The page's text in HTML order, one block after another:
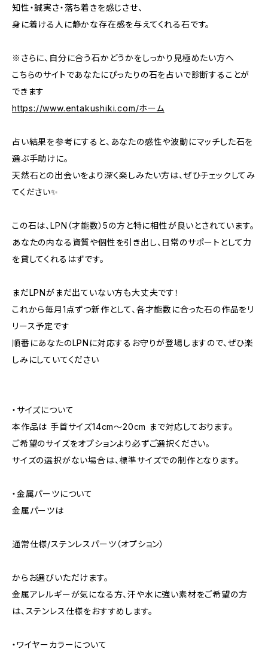
知性・誠実さ・落ち着きを感じさせ、
身に着ける人に静かな存在感を与えてくれる石です。
※さらに、自分に合う石かどうかをしっかり見極めたい方へ――
こちらのサイトであなたにぴったりの石を占いで診断することが
できます
https://www.entakushiki.com/ホーム
占い結果を参考にすると、あなたの感性や波動にマッチした石を
選ぶ手助けに。
天然石との出会いをより深く楽しみたい方は、ぜひチェックしてみ
てください✨
この石は、LPN（才能数）5の方と特に相性が良いとされています。
あなたの内なる資質や個性を引き出し、日常のサポートとして力
を貸してくれるはずです。
まだLPNがまだ出ていない方も大丈夫です！
これから毎月1点ずつ新作として、各才能数に合った石の作品をリ
リース予定です
順番にあなたのLPNに対応するお守りが登場しますので、ぜひ楽
しみにしていてください
・サイズについて
本作品は 手首サイズ14cm〜20cm まで対応しております。
ご希望のサイズをオプションより必ずご選択ください。
サイズの選択がない場合は、標準サイズでの制作となります。
・金属パーツについて
金属パーツは
通常仕様/ステンレスパーツ（オプション）
からお選びいただけます。
金属アレルギーが気になる方、汗や水に強い素材をご希望の方
は、ステンレス仕様をおすすめします。
・ワイヤーカラーについて